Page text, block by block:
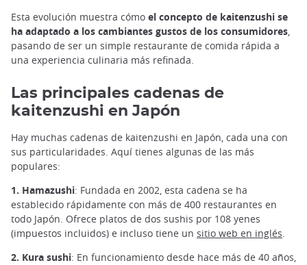
Esta evolución muestra cómo el concepto de kaitenzushi se
ha adaptado a los cambiantes gustos de los consumidores
pasando de ser un simple restaurante de comida rápida a
una experiencia culinaria más refinada.
Las principales cadenas de
kaitenzushi en Japón
Hay muchas cadenas de kaitenzushi en Japón, cada una con
sus particularidades. Aquí tienes algunas de las más
populares:
1. Hamazushi: Fundada en 2002, esta cadena se ha
establecido rápidamente con más de 400 restaurantes en
todo Japón. Ofrece platos de dos sushis por 108 yenes
(impuestos incluidos) e incluso tiene un sitio web en inglés.
2. Kura sushi: En funcionamiento desde hace más de 40 años,